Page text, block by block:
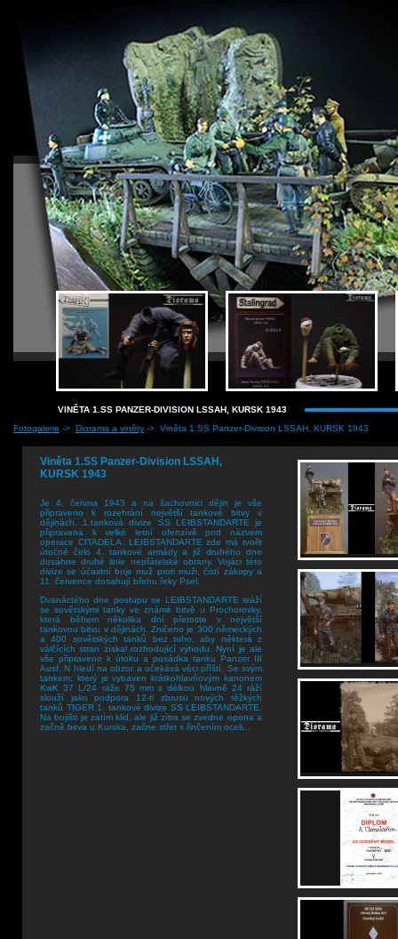
VINĚTA 1.SS PANZER-DIVISION LSSAH, KURSK 1943
Fotogalerie -> Diorama a viněty -> Viněta 1.SS Panzer-Division LSSAH, KURSK 1943
Viněta 1.SS Panzer-Division LSSAH,
KURSK 1943
Je 4. června 1943 a na šachovnici dějin je vše
připraveno k rozehrání největší tankové bitvy v
dějinách. 1.tanková divize SS LEIBSTANDARTE je
připravena k velké letní ofenzívě pod názvem
operace CITADELA. LEIBSTANDARTE zde má tvořit
útočné čelo 4. tankové armády a již druhého dne
dosáhne druhé linie nepřátelské obrany. Vojáci této
divize se účastní boje muž proti muži, čistí zákopy a
11. července dosahují břehu řeky Psel.
Dvanáctého dne postupu se LEIBSTANDARTE sráží
se sovětskými tanky ve známé bitvě u Prochorovky,
která během několika dní přeroste v největší
tankovou bitvu v dějinách. Zničeno je 300 německých
a 400 sovětských tanků bez toho, aby některá z
válčících stran získal rozhodující výhodu. Nyní je ale
vše připraveno k útoku a posádka tanku Panzer III
Ausf. N hledí na obzor a očekává věci příští. Se svým
tankem, který je vybaven krátkohlavňovým kanonem
KwK 37 L/24 ráže 75 mm s délkou hlavně 24 ráží
slouží jako podpora 12-ti zbrusu nových těžkých
tanků TIGER 1. tankové divize SS LEIBSTANDARTE.
Na bojišti je zatím klid, ale již zítra se zvedne opona a
začně bitva u Kurska, začne střet s řinčením oceli...